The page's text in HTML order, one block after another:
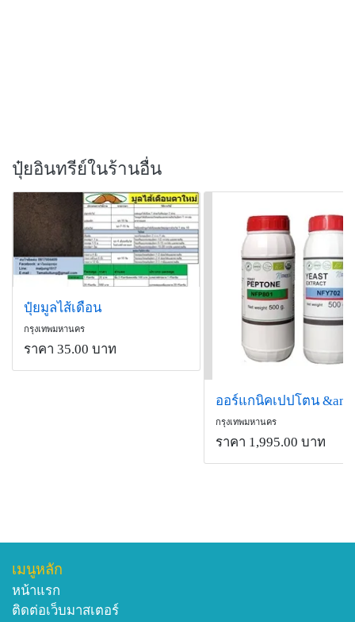
ปุ๋ยอินทรีย์ในร้านอื่น
ปุ๋ยมูลไส้เดือน
กรุงเทพมหานคร
ราคา 35.00 บาท
กรุงเทพมหานคร
ราคา 1,995.00 บาท
เมนูหลัก
หน้าแรก
ติดต่อเว็บมาสเตอร์